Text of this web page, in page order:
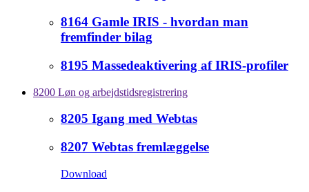
8164 Gamle IRIS - hvordan man
fremfinder bilag
8195 Massedeaktivering af IRIS-profiler
8200 Løn og arbejdstidsregistrering
8205 Igang med Webtas
8207 Webtas fremlæggelse
Download